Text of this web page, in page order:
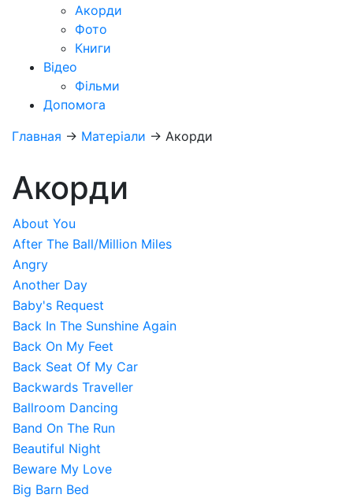
Акорди
Фото
Книги
Відео
Фільми
Допомога
Главная → Матеріали → Акорди
Акорди
About You
After The Ball/Million Miles
Angry
Another Day
Baby's Request
Back In The Sunshine Again
Back On My Feet
Back Seat Of My Car
Backwards Traveller
Ballroom Dancing
Band On The Run
Beautiful Night
Beware My Love
Big Barn Bed